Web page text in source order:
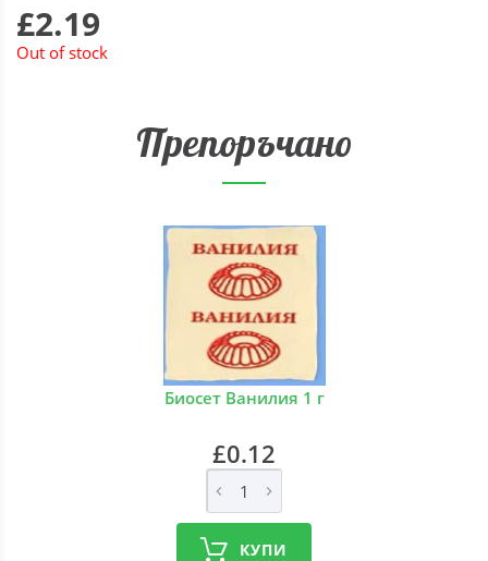
£2.19
Out of stock
Препоръчано
Биосет Ванилия 1 г
£0.12
КУПИ